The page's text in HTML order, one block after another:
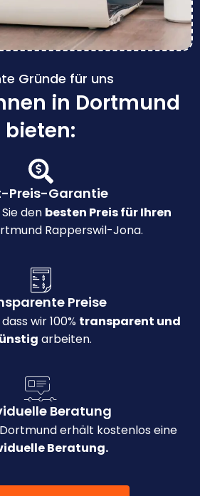
Gründe für uns
in Dortmund
bieten:
Preis-Garantie
den besten Preis für Ihren
Rapperswil-Jona.
Preise
wir 100% transparent und
arbeiten.
Beratung
erhält kostenlos eine
Beratung.